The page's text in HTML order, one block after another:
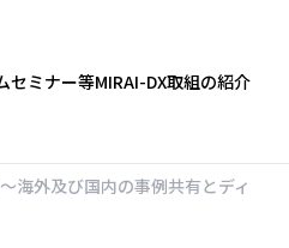
セミナー等MIRAI-DX取組の紹介
海外及び国内の事例共有とディ